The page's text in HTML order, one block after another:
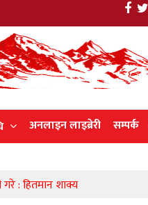
अनलाइन लाइब्रेरी सम्पर्क
गरे : हितमान शाक्य